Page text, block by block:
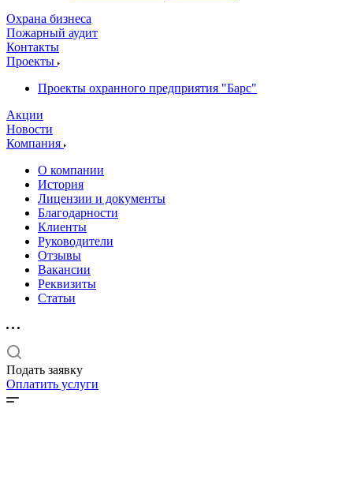
Охрана бизнеса
Пожарный аудит
Контакты
Проекты
Проекты охранного предприятия "Барс"
Акции
Новости
Компания
О компании
История
Лицензии и документы
Благодарности
Клиенты
Руководители
Отзывы
Вакансии
Реквизиты
Статьи
Подать заявку
Оплатить услуги